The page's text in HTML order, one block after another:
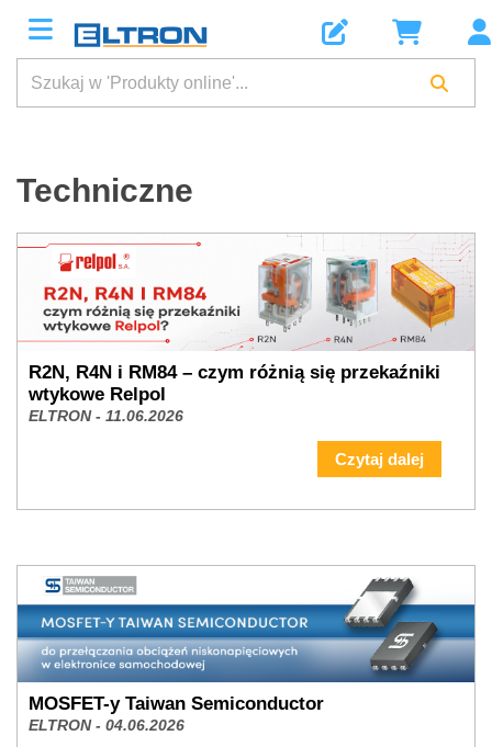
Techniczne
R2N, R4N i RM84 – czym różnią się przekaźniki
wtykowe Relpol
ELTRON - 11.06.2026
Czytaj dalej
MOSFET-y Taiwan Semiconductor
ELTRON - 04.06.2026